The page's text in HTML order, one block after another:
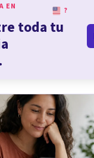
EN
?
toda tu